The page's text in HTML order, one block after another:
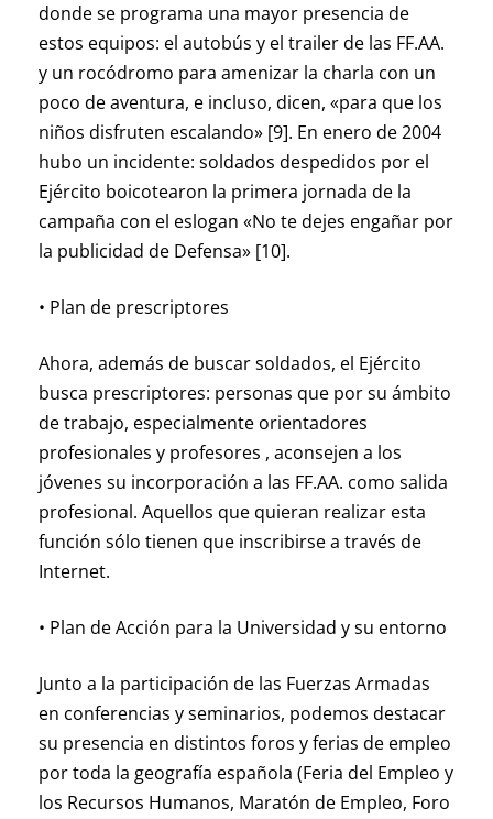
donde se programa una mayor presencia de
estos equipos: el autobús y el trailer de las FF.AA.
y un rocódromo para amenizar la charla con un
poco de aventura, e incluso, dicen, «para que los
niños disfruten escalando» [9]. En enero de 2004
hubo un incidente: soldados despedidos por el
Ejército boicotearon la primera jornada de la
campaña con el eslogan «No te dejes engañar por
la publicidad de Defensa» [10].
• Plan de prescriptores
Ahora, además de buscar soldados, el Ejército
busca prescriptores: personas que por su ámbito
de trabajo, especialmente orientadores
profesionales y profesores , aconsejen a los
jóvenes su incorporación a las FF.AA. como salida
profesional. Aquellos que quieran realizar esta
función sólo tienen que inscribirse a través de
Internet.
• Plan de Acción para la Universidad y su entorno
Junto a la participación de las Fuerzas Armadas
en conferencias y seminarios, podemos destacar
su presencia en distintos foros y ferias de empleo
por toda la geografía española (Feria del Empleo y
los Recursos Humanos, Maratón de Empleo, Foro